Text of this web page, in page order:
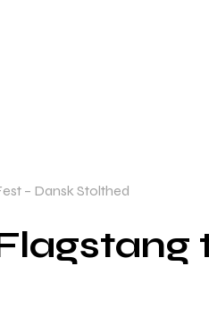
– Dansk Stolthed